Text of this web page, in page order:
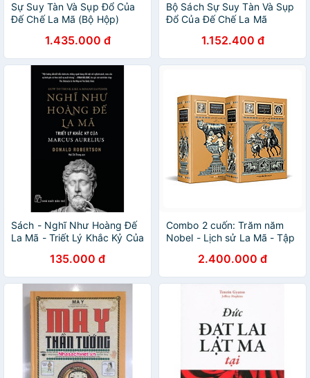
Sự Suy Tàn Và Sụp Đổ Của
Đế Chế La Mã (Bộ Hộp)
1.435.000 đ
Bộ Sách Sự Suy Tàn Và Sụp
Đổ Của Đế Chế La Mã
1.152.400 đ
Sách - Nghĩ Như Hoàng Đế
La Mã - Triết Lý Khắc Kỷ Của
135.000 đ
Combo 2 cuốn: Trăm năm
Nobel - Lịch sử La Mã - Tập
2.400.000 đ